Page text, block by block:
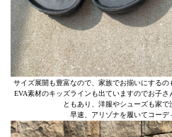
サイズ展開も豊富なので、家族でお揃いにするの
EVA素材のキッズラインも出ていますのでお子
ともあり、洋服やシューズも家で
早速、アリゾナを履いてコーデ